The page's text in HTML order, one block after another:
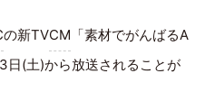
の新TVCM 「素材でがんばるA
日(土)から放送されることが